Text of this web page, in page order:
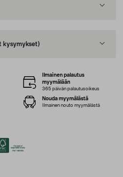
kysymykset)
Ilmainen palautus
myymälään
365 päivän palautusoikeus
Nouda myymälästä
Ilmainen nouto myymälästä